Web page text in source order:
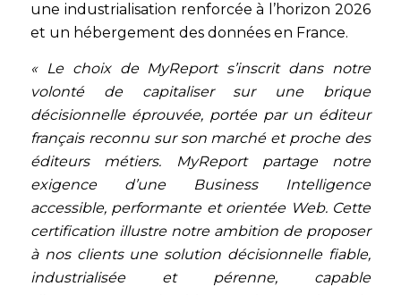
une industrialisation renforcée à l’horizon 2026
et un hébergement des données en France.
« Le choix de MyReport s’inscrit dans notre
volonté de capitaliser sur une brique
décisionnelle éprouvée, portée par un éditeur
français reconnu sur son marché et proche des
éditeurs métiers. MyReport partage notre
exigence d’une Business Intelligence
accessible, performante et orientée Web. Cette
certification illustre notre ambition de proposer
à nos clients une solution décisionnelle fiable,
industrialisée et pérenne, capable